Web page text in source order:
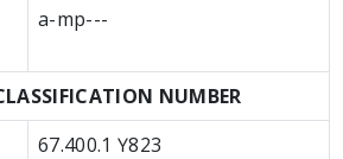
a-mp---
NUMBER
67.400.1 Ү823